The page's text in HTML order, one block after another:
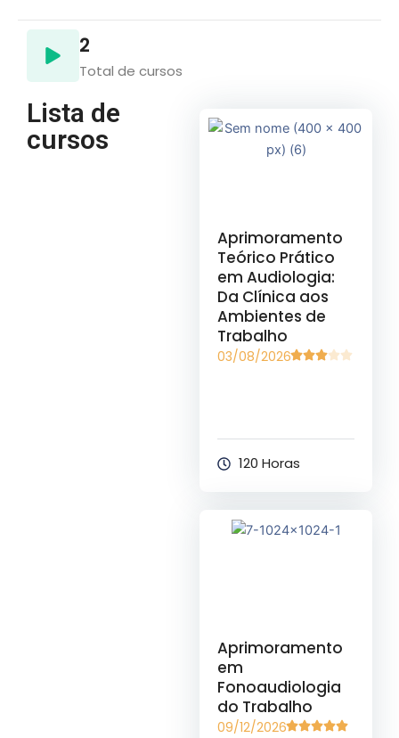
2
Total de cursos
Lista de
cursos
Aprimoramento
Teórico Prático
em Audiologia:
Da Clínica aos
Ambientes de
Trabalho
03/08/2026
120 Horas
Aprimoramento
em
Fonoaudiologia
do Trabalho
09/12/2026